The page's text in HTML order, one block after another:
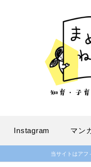
Instagram マン
当サイトはアフ